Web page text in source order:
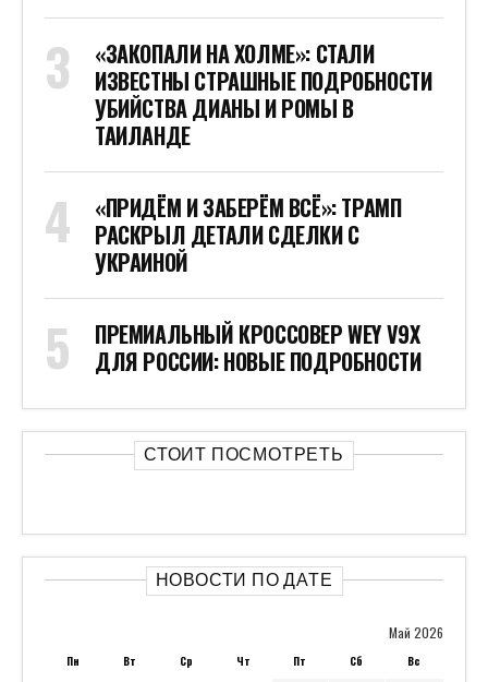
«ЗАКОПАЛИ НА ХОЛМЕ»: СТАЛИ
ИЗВЕСТНЫ СТРАШНЫЕ ПОДРОБНОСТИ
УБИЙСТВА ДИАНЫ И РОМЫ В
ТАИЛАНДЕ
«ПРИДЁМ И ЗАБЕРЁМ ВСЁ»: ТРАМП
РАСКРЫЛ ДЕТАЛИ СДЕЛКИ С
УКРАИНОЙ
ПРЕМИАЛЬНЫЙ КРОССОВЕР WEY V9X
ДЛЯ РОССИИ: НОВЫЕ ПОДРОБНОСТИ
СТОИТ ПОСМОТРЕТЬ
НОВОСТИ ПО ДАТЕ
Май 2026
Пн Вт Ср Чт Пт Сб Вс